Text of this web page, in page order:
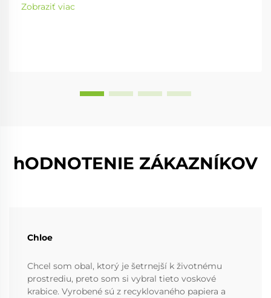
Zobraziť viac
hODNOTENIE ZÁKAZNÍKOV
Chloe
Chcel som obal, ktorý je šetrnejší k životnému
prostrediu, preto som si vybral tieto voskové
krabice. Vyrobené sú z recyklovaného papiera a